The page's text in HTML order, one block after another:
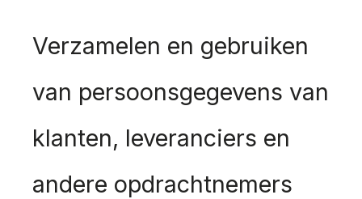
Verzamelen en gebruiken
van persoonsgegevens van
klanten, leveranciers en
andere opdrachtnemers